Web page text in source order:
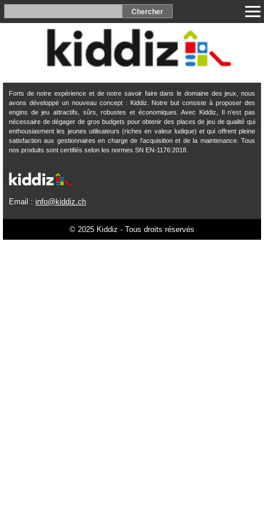
Forts de notre expérience et de notre savoir faire dans le domaine des jeux, nous
avons développé un nouveau concept : Kiddiz. Notre but consiste à proposer des
engins de jeu attractifs, sûrs, robustes et économiques. Avec Kiddiz, Il n’est pas
nécessaire de dégager de gros budgets pour obtenir des places de jeu de qualité qui
enthousiasment les jeunes utilisateurs (riches en valeur ludique) et qui offrent pleine
satisfaction aux gestionnaires en charge de l’acquisition et de la maintenance. Tous
nos produits sont certifiés selon les normes SN EN-1176:2018.
Email : info@kiddiz.ch
© 2025 Kiddiz - Tous droits réservés